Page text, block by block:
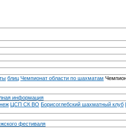
блиц Чемпионат области по шахматам
информация
ЦСП СК ВО Борисоглебский шахматный клуб
фестиваля